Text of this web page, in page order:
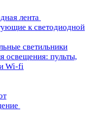
лента
к светодиодной
светильники
освещения: пульты,
Wi-fi